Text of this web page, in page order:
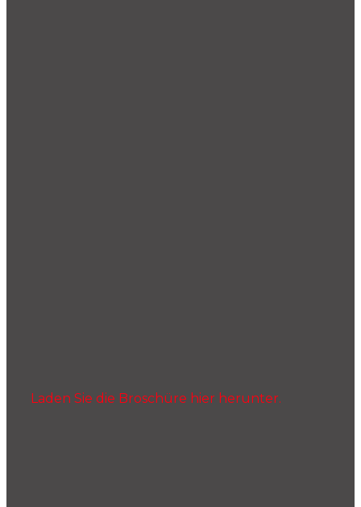
Laden Sie die Broschüre hier herunter.